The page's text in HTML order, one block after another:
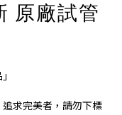
原廠試管
求完美者，請勿下標